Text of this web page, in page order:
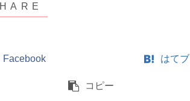
Facebook はてブ
コピー